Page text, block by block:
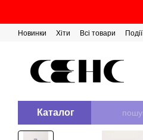
Новинки Хіти Всі товари Події
Каталог